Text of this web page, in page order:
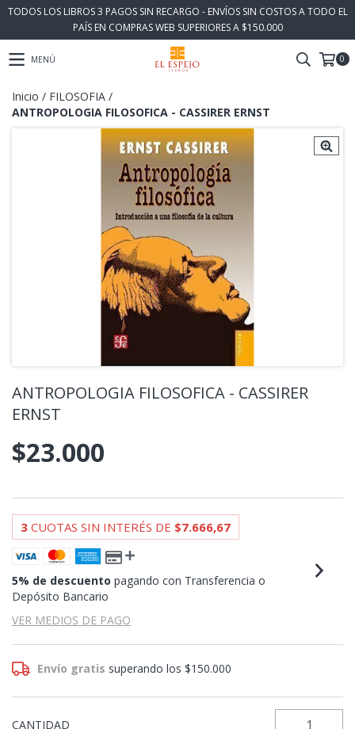
TODOS LOS LIBROS 3 PAGOS SIN RECARGO - ENVÍOS SIN COSTOS A TODO EL
PAÍS EN COMPRAS WEB SUPERIORES A $150.000
MENÚ 0
Inicio / FILOSOFIA /
ANTROPOLOGIA FILOSOFICA - CASSIRER ERNST
ANTROPOLOGIA FILOSOFICA - CASSIRER
ERNST
$23.000
3 CUOTAS SIN INTERÉS DE $7.666,67
5% de descuento pagando con Transferencia o
Depósito Bancario
VER MEDIOS DE PAGO
Envío gratis superando los$150.000
CANTIDAD